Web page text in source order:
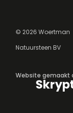
© 2026 Woertman
Natuursteen BV
Website gemaakt